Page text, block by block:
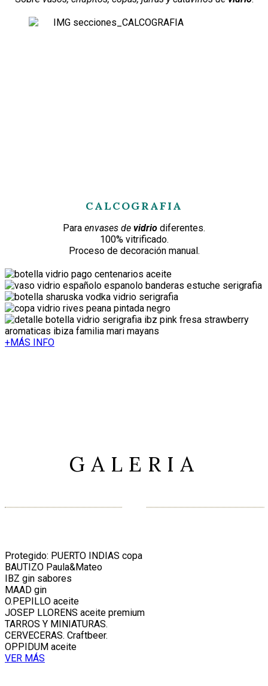
CALCOGRAFIA
Para envases de vidrio diferentes.
100% vitrificado.
Proceso de decoración manual.
+MÁS INFO
GALERIA
Protegido: PUERTO INDIAS copa
BAUTIZO Paula&Mateo
IBZ gin sabores
MAAD gin
O.PEPILLO aceite
JOSEP LLORENS aceite premium
TARROS Y MINIATURAS.
CERVECERAS. Craftbeer.
OPPIDUM aceite
VER MÁS